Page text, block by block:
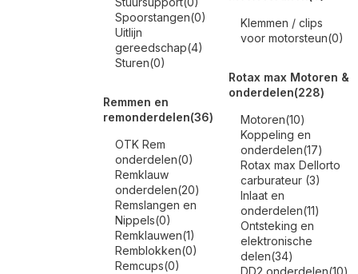
Spoorstangen(0)
Uitlijn
gereedschap(4)
Sturen(0)
Remmen en
remonderdelen(36)
OTK Rem
onderdelen(0)
Remklauw
onderdelen(20)
Remslangen en
Nippels(0)
Remklauwen(1)
Remblokken(0)
Remcups(0)
Klemmen / clips
voor motorsteun(0)
Rotax max Motoren &
onderdelen(228)
Motoren(10)
Koppeling en
onderdelen(17)
Rotax max Dellorto
carburateur (3)
Inlaat en
onderdelen(11)
Ontsteking en
elektronische
delen(34)
DD2 onderdelen(10)